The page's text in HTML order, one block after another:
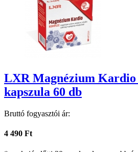
LXR Magnézium
kapszula 60 db
Bruttó fogyasztói ár:
4 490 Ft